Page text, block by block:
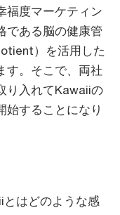
福度マーケティン
である脳の健康管
）を活用した
す。そこで、両社
り入れてKawaiiの
始することになり
はどのような感